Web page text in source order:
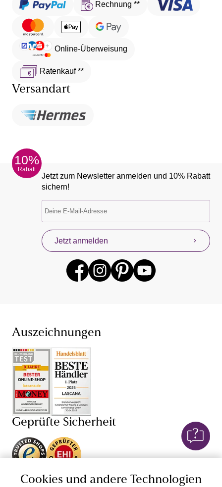
Rechnung **
Online-Überweisung
Ratenkauf **
Versandart
10%
Rabatt
Jetzt zum Newsletter anmelden und 10% Rabatt
sichern!
Jetzt anmelden
Auszeichnungen
Geprüfte Sicherheit
Unsere Apps
Cookies und andere Technologien